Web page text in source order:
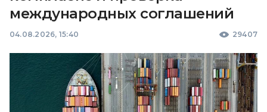
международных соглашений
04.08.2026, 15:40 29407